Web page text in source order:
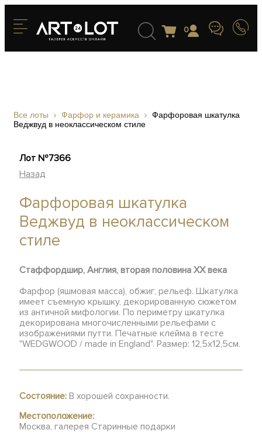
0
Все лоты Фарфор и керамика
Фарфоровая шкатулка
Веджвуд в неоклассическом стиле
Лот №7366
Назад
Фарфоровая шкатулка
Веджвуд в неоклассическом
стиле
Стаффордшир, Англия, вторая половина XX века
Фарфор (яшмовая масса), обжиг, рельеф. Шкатулка
имеет съемную крышку, декорированную сюжетом
из античной мифологии. По периметру шкатулка
декорирована многочисленными рельефами с
изображениями путти. Печатные клейма в тесте
"WEDGWOOD / made in England". Размер: 12,5х12,5см.
Состояние: В хорошей сохранности.
Местоположение:
Москва, галерея Старинные подарки